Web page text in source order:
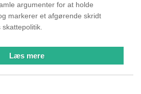
argumenter for at holde
markerer et afgørende skridt
Læs mere